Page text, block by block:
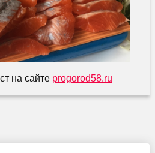
на сайте progorod58.ru